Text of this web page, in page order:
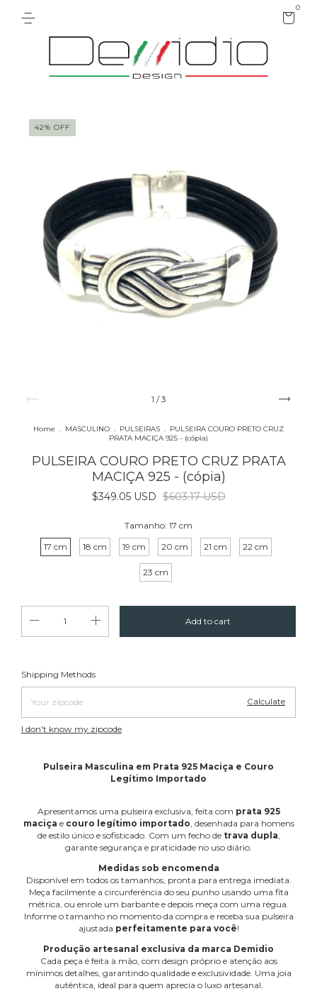
0
42% OFF
1 /3
Home . MASCULINO . PULSEIRAS . PULSEIRA COURO PRETO CRUZ
PRATA MACIÇA 925 - (cópia)
PULSEIRA COURO PRETO CRUZ PRATA
MACIÇA 925 - (cópia)
$349.05 USD $603.17 USD
Tamanho: 17 cm
17 cm
18 cm 19 cm 20 cm 21 cm 22 cm
23 cm
Shipping for zipcode:
Shipping Methods
Calculate
I don't know my zipcode
Pulseira Masculina em Prata 925 Maciça e Couro
Legítimo Importado
Apresentamos uma pulseira exclusiva, feita com prata 925
maciça e couro legítimo importado , desenhada para homens
de estilo único e sofisticado. Com um fecho de trava dupla
garante segurança e praticidade no uso diário.
Medidas sob encomenda
Disponível em todos os tamanhos, pronta para entrega imediata.
Meça facilmente a circunferência do seu punho usando uma fita
métrica, ou enrole um barbante e depois meça com uma régua.
Informe o tamanho no momento da compra e receba sua pulseira
ajustada perfeitamente para você!
Produção artesanal exclusiva da marca Demidio
Cada peça é feita à mão, com design próprio e atenção aos
mínimos detalhes, garantindo qualidade e exclusividade. Uma joia
autêntica, ideal para quem aprecia o luxo artesanal.